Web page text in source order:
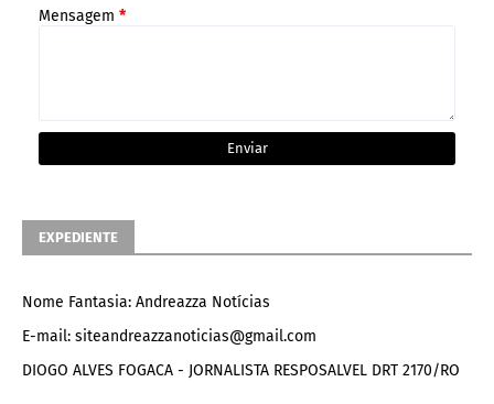
Mensagem *
EXPEDIENTE
Nome Fantasia: Andreazza Notícias
E-mail: siteandreazzanoticias@gmail.com
DIOGO ALVES FOGACA - JORNALISTA RESPOSALVEL DRT 2170/RO